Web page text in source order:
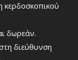
κερδοσκοπικού
δωρεάν.
διεύθυνση